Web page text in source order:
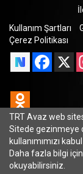
13 Ağustos
Kullanım Şartları
Çerez Politikası
X
TRT Avaz web
Sitede gezinmeye
kullanımımızı
Daha fazla bilgi
okuyabilirsiniz.